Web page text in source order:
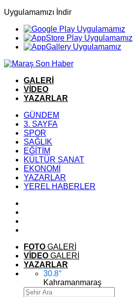
Uygulamamızı İndir
GALERİ
VİDEO
YAZARLAR
GÜNDEM
3. SAYFA
SPOR
SAĞLIK
EĞİTİM
KÜLTÜR SANAT
EKONOMİ
YAZARLAR
YEREL HABERLER
FOTO GALERİ
VİDEO GALERİ
YAZARLAR
30.8°
Kahramanmaraş